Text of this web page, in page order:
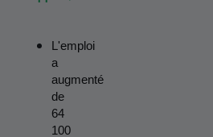
L'emploi
a
augmenté
de
64
100